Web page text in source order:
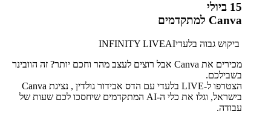
15 ביולי
Canva למתקדמים
ביקוש גבוה בלעדי INFINITY LIVEAI
מכירים את Canva אבל רוצים לעצב מהר וחכם יותר? זה הוובינר
בשבילכם.
הצטרפו ל-LIVE בלעדי עם הדס אבידור גולדין , נציגת Canva
בישראל, וגלו את כלי ה-AI המתקדמים שיחסכו לכם שעות של
עבודה.